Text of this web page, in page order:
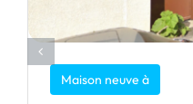
Maison neuve à